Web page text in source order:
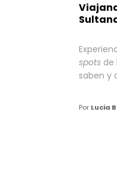
spots de
saben y
Por Lucia